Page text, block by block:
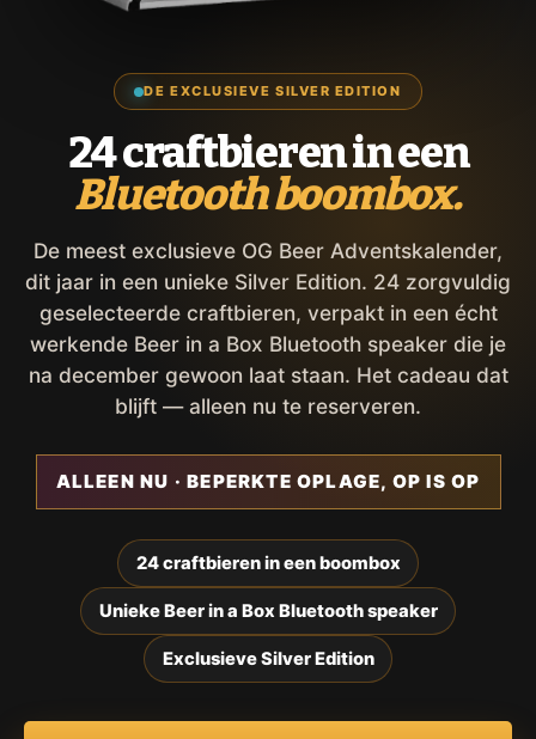
DE EXCLUSIEVE SILVER EDITION
24 craftbieren in een
Bluetooth boombox.
De meest exclusieve OG Beer Adventskalender,
dit jaar in een unieke Silver Edition. 24 zorgvuldig
geselecteerde craftbieren, verpakt in een écht
werkende Beer in a Box Bluetooth speaker die je
na december gewoon laat staan. Het cadeau dat
blijft — alleen nu te reserveren.
ALLEEN NU · BEPERKTE OPLAGE, OP IS OP
24 craftbieren in een boombox
Unieke Beer in a Box Bluetooth speaker
Exclusieve Silver Edition